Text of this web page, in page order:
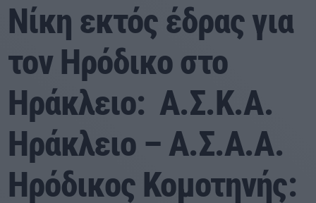
Αρχική
Εκπομπές
Ειδήσεις
Τοπικά Νέα
Αθλητικά
Νίκη εκτός έδρας για
τον Ηρόδικο στο
Ηράκλειο: Α.Σ.Κ.Α.
Ηράκλειο – Α.Σ.Α.Α.
Ηρόδικος Κομοτηνής: